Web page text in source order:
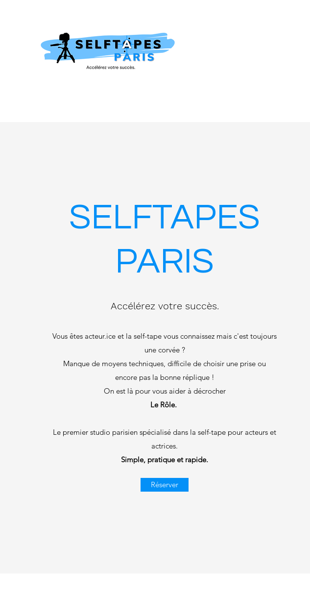
SELFTAPES
PARIS
Accélérez votre succès.
Vous êtes acteur.ice et la self-tape vous connaissez mais c'est toujours
une corvée ?
Manque de moyens techniques, difficile de choisir une prise ou
encore pas la bonne réplique !
On est là pour vous aider à décrocher
Le Rôle.
Le premier studio parisien spécialisé dans la self-tape pour acteurs et
actrices.
Simple, pratique et rapide.
Réserver